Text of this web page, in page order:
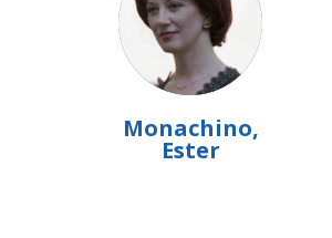
Monachino,
Ester